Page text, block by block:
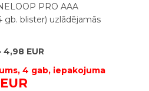
PRO AAA
gb. blister) uzlādējamās
4,98 EUR
4 gab, iepakojuma